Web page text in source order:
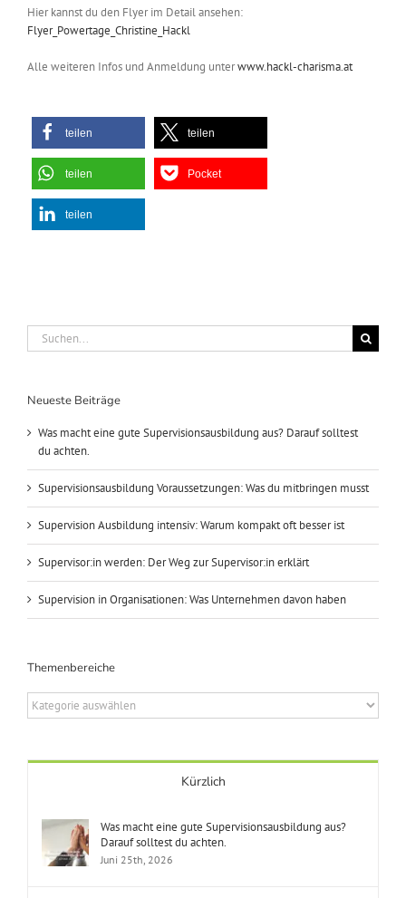
Hier kannst du den Flyer im Detail ansehen:
Flyer_Powertage_Christine_Hackl
Alle weiteren Infos und Anmeldung unterwww.hackl-charisma.at
teilen teilen
teilen Pocket
teilen
Suche
nach:
Neueste Beiträge
Was macht eine gute Supervisionsausbildung aus? Darauf solltest
du achten.
Supervisionsausbildung Voraussetzungen: Was du mitbringen musst
Supervision Ausbildung intensiv: Warum kompakt oft besser ist
Supervisor:in werden: Der Weg zur Supervisor:in erklärt
Supervision in Organisationen: Was Unternehmen davon haben
Themenbereiche
Themenbereiche
Kürzlich
Was macht eine gute Supervisionsausbildung aus?
Darauf solltest du achten.
Juni 25th, 2026